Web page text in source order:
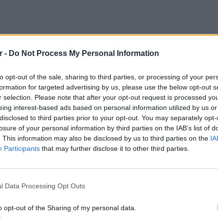
- Do Not Process My Personal Information
opt-out of the sale, sharing to third parties, or processing of your
for targeted advertising by us, please use the below opt-out
selection. Please note that after your opt-out request is processed
interest-based ads based on personal information utilized by us
to third parties prior to your opt-out. You may separately
of your personal information by third parties on the IAB’s list of
This information may also be disclosed by us to third parties on the
Participants that may further disclose it to other third parties.
Data Processing Opt Outs
opt-out of the Sharing of my personal data.
6
και Νότια Κορέα απέκτησαν νωρίς
από τον1ο όμιλο, αν και η
πρώτα της βήματα και όλα παραμένουν
στιγμές
σημαντικότερες στιγμές από τις δύο
την έναρξη του κορυφαίου